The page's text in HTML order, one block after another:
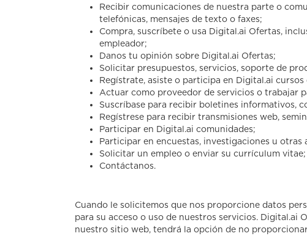
Recibir comunicaciones de nuestra parte o
telefónicas, mensajes de texto o faxes;
Compra, suscríbete o usa Digital.ai Ofertas,
empleador;
Danos tu opinión sobre Digital.ai Ofertas;
Solicitar presupuestos, servicios, soporte de
Regístrate, asiste o participa en Digital.ai
Actuar como proveedor de servicios o trabajar
Suscríbase para recibir boletines informativos,
Regístrese para recibir transmisiones web,
Participar en Digital.ai comunidades;
Participar en encuestas, investigaciones u
Solicitar un empleo o enviar su currículum
Contáctanos.
Cuando le solicitemos que nos proporcione datos
para su acceso o uso de nuestros servicios. Digital.ai
nuestro sitio web, tendrá la opción de no